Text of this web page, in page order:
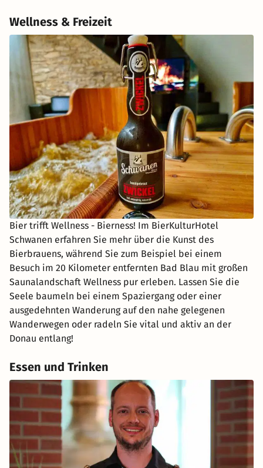
Wellness & Freizeit
Bier trifft Wellness - Bierness! Im BierKulturHotel
Schwanen erfahren Sie mehr über die Kunst des
Bierbrauens, während Sie zum Beispiel bei einem
Besuch im 20 Kilometer entfernten Bad Blau mit großen
Saunalandschaft Wellness pur erleben. Lassen Sie die
Seele baumeln bei einem Spaziergang oder einer
ausgedehnten Wanderung auf den nahe gelegenen
Wanderwegen oder radeln Sie vital und aktiv an der
Donau entlang!
Essen und Trinken